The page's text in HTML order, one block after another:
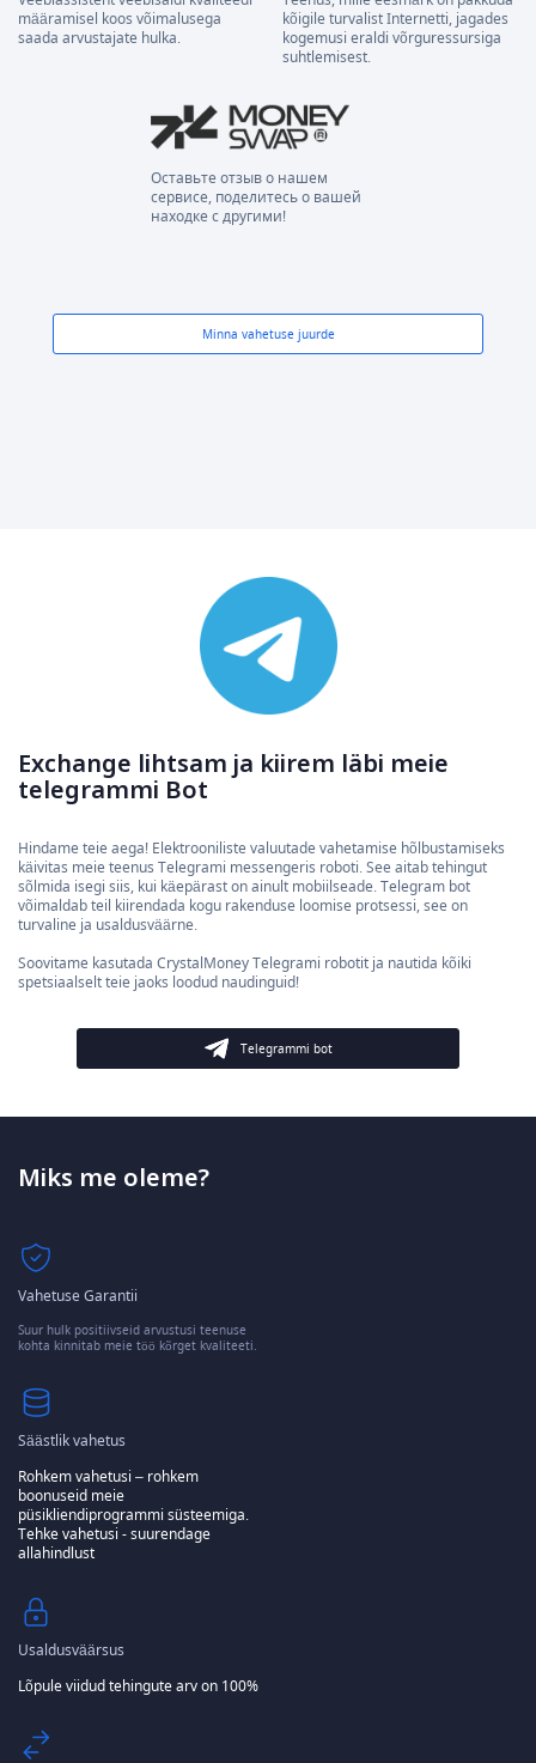
määramisel koos võimalusega
saada arvustajate hulka.
kõigile turvalist Internetti, jagades
kogemusi eraldi võrguressursiga
suhtlemisest.
Оставьте отзыв о нашем
сервисе, поделитесь о вашей
находке с другими!
Minna vahetuse juurde
Exchange lihtsam ja kiirem läbi meie
telegrammi Bot
Hindame teie aega! Elektrooniliste valuutade vahetamise hõlbustamiseks
käivitas meie teenus Telegrami messengeris roboti. See aitab tehingut
sõlmida isegi siis, kui käepärast on ainult mobiilseade. Telegram bot
võimaldab teil kiirendada kogu rakenduse loomise protsessi, see on
turvaline ja usaldusväärne.
Soovitame kasutada CrystalMoney Telegrami robotit ja nautida kõiki
spetsiaalselt teie jaoks loodud naudinguid!
Telegrammi bot
Miks me oleme?
Vahetuse Garantii
Suur hulk positiivseid arvustusi teenuse
kohta kinnitab meie töö kõrget kvaliteeti.
Säästlik vahetus
Rohkem vahetusi – rohkem
boonuseid meie
püsikliendiprogrammi süsteemiga.
Tehke vahetusi - suurendage
allahindlust
Usaldusväärsus
Lõpule viidud tehingute arv on 100%